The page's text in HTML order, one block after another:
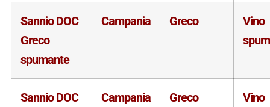
Sannio DOC
Greco
spumante
Campania Greco
Vino
Sannio DOC
Campania Greco
Vino